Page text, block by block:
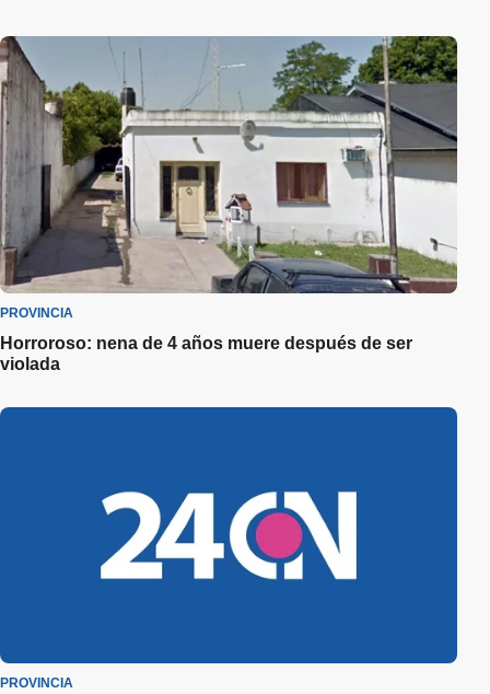
PROVINCIA
Horroroso: nena de 4 años muere después de ser
violada
PROVINCIA